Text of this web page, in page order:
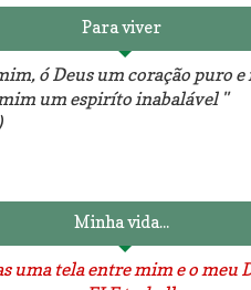
Para viver
ó Deus um coração puro e
um espiríto inabalável "
Minha vida...
uma tela entre mim e o meu